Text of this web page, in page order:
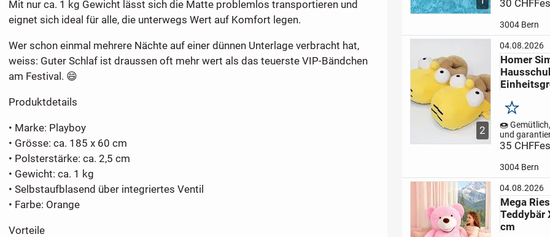
Mit nur ca. 1 kg Gewicht lässt sich die Matte problemlos transportieren und
eignet sich ideal für alle, die unterwegs Wert auf Komfort legen.
Wer schon einmal mehrere Nächte auf einer dünnen Unterlage verbracht hat,
weiss: Guter Schlaf ist draussen oft mehr wert als das teuerste VIP-Bändchen
am Festival. 😄
Produktdetails
• Marke: Playboy
• Grösse: ca. 185 x 60 cm
• Polsterstärke: ca. 2,5 cm
• Gewicht: ca. 1 kg
• Selbstaufblasend über integriertes Ventil
• Farbe: Orange
Vorteile
mehr Spass.
einfach eine
die Ablage
öffnet sich
Sparkässeli,
kommt
schnappt...
30 CHF
3004 Bern
2
04.08.2026
Homer
Merken
🍩
und
langweilig.
Simpson
Hausschuhe
Fans von Die
Sie
ihrem
weichem...
35 CHF
3004 Bern
04.08.2026
Mega
Teddybär
cm